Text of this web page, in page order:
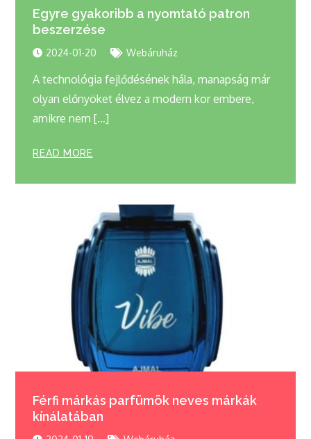
Egyre gyakoribb a nyomtató patron
beszerzése
2024-01-20 Webáruház
A technológia fejlődésének hála, manapság már
olyan előnyöket élvez a modern kor embere,
amikre nem […]
READ MORE
Férfi márkás parfümök neves márkák
kínálatában